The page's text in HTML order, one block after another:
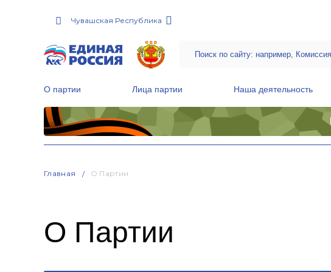
Чувашская Республика
О партии Лица партии Наша деятельность
Главная О Партии
О Партии